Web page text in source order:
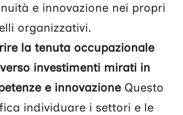
e innovazione nei propri
organizzativi.
la tenuta occupazionale
investimenti mirati in
e innovazione Questo
individuare i settori e le